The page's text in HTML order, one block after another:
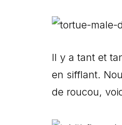
Il y a tant et
en sifflant.
de roucou,